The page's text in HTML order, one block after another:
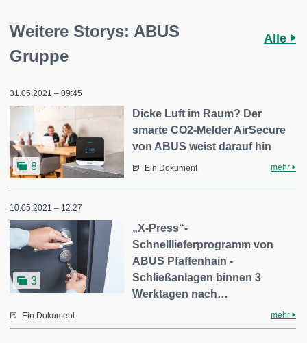
Weitere Storys: ABUS
Gruppe
Alle
31.05.2021 – 09:45
8
Dicke Luft im Raum? Der
smarte CO2-Melder AirSecure
von ABUS weist darauf hin
Ein Dokument mehr
10.05.2021 – 12:27
3
„X-Press“-
Schnelllieferprogramm von
ABUS Pfaffenhain -
Schließanlagen binnen 3
Werktagen nach…
Ein Dokument mehr